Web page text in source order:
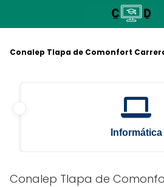
Conalep Tlapa de Comonfort
Informática
Conalep Tlapa de